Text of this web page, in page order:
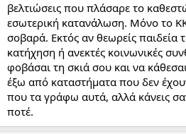
βελτιώσεις που πλάσαρε το
εσωτερική κατανάλωση. Μόνο το
σοβαρά. Εκτός αν θεωρείς παιδεία
κατήχηση ή ανεκτές κοινωνικές
φοβάσαι τη σκιά σου και να
έξω από καταστήματα που δεν
που τα γράφω αυτά, αλλά κάνεις
ποτέ.